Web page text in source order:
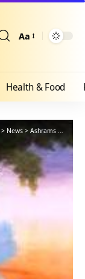
Aa
Health & Food
> News > Ashrams